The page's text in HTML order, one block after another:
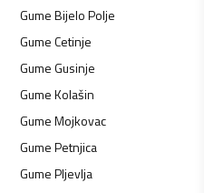
GumeBijelo Polje
GumeCetinje
GumeGusinje
GumeKolašin
GumeMojkovac
GumePetnjica
GumePljevlja